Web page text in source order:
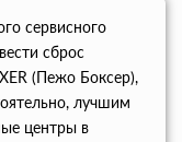
сервисного
сброс
(Пежо Боксер),
лучшим
центры в